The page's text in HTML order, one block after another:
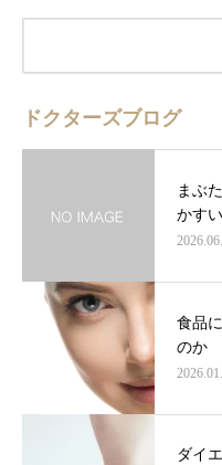
ドクターズブログ
まぶ
かす
食品
のか
ダイ